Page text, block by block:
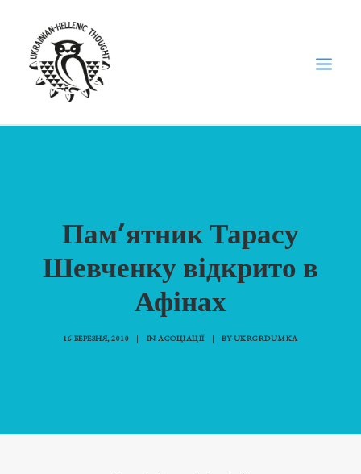
ФОРУМ УКРАЇНСЬКОЇ ДІАСПОРИ В ГРЕЦІЇ
ПРО НАС
“ВІСНИК”/”ΑΓΓΕΛΙΑΦΌΡΟΣ”
Пам’ятник Тарасу
Шевченку відкрито в
Афінах
16 БЕРЕЗНЯ, 2010 | INАСОЦІАЦІЇ | BYUKRGRDUMKA